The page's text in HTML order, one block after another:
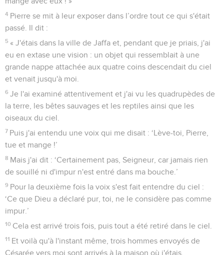
4 Pierre se mit à leur exposer dans l’ordre tout ce qui s'était
passé. Il dit :
5 « J'étais dans la ville de Jaffa et, pendant que je priais, j'ai
eu en extase une vision : un objet qui ressemblait à une
grande nappe attachée aux quatre coins descendait du ciel
et venait jusqu'à moi.
6 Je l'ai examiné attentivement et j'ai vu les quadrupèdes de
la terre, les bêtes sauvages et les reptiles ainsi que les
oiseaux du ciel.
7 Puis j'ai entendu une voix qui me disait : ‘Lève-toi, Pierre,
tue et mange !’
8 Mais j'ai dit : ‘Certainement pas, Seigneur, car jamais rien
de souillé ni d'impur n'est entré dans ma bouche.’
9 Pour la deuxième fois la voix s'est fait entendre du ciel :
‘Ce que Dieu a déclaré pur, toi, ne le considère pas comme
impur.’
10 Cela est arrivé trois fois, puis tout a été retiré dans le ciel.
11 Et voilà qu'à l'instant même, trois hommes envoyés de
Césarée vers moi sont arrivés à la maison où j'étais.